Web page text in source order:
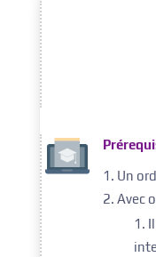
Un
Avec